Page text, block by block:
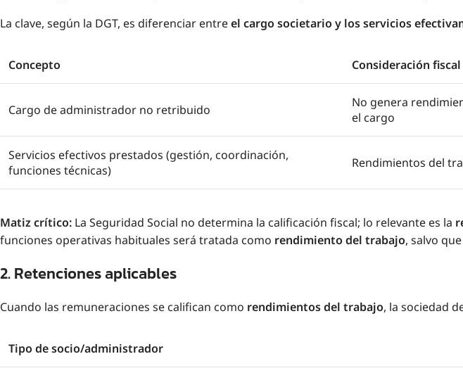
La clave, según la DGT, es diferenciar entreel cargo societario y los servicios
Concepto Consideración fiscal
Cargo de administrador no retribuido
No genera
el cargo
Servicios efectivos prestados (gestión, coordinación,
funciones técnicas)
Rendimientos del
Matiz crítico: La Seguridad Social no determina la calificación fiscal; lo relevante es la
funciones operativas habituales será tratada como rendimiento del trabajo, salvo
2. Retenciones aplicables
Cuando las remuneraciones se califican como rendimientos del trabajo, la sociedad
Tipo de socio/administrador